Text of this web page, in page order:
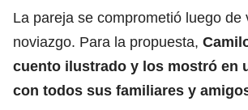
La pareja se comprometió luego de
noviazgo. Para la propuesta,
cuento ilustrado y los mostró en
con todos sus familiares y